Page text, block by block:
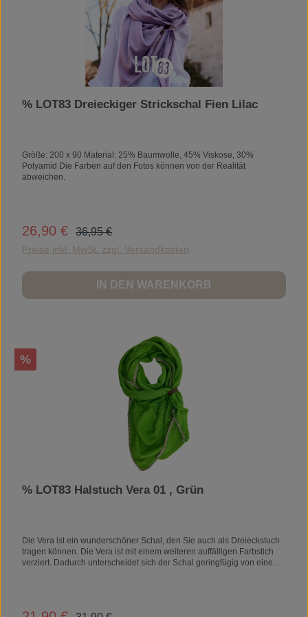
internen Danefæs-Regeln, die sich auf OEKO-TEX, Langlebigkeit und
Nachhaltigkeit konzentrieren. Farbe und Form halten Wäsche für
Wäsche. Unsere Produkte halten viele Jahre und sind leicht
% LOT83 Dreieckiger Strickschal Fien Lilac
Größe: 200 x 90 Material: 25% Baumwolle, 45% Viskose, 30%
Polyamid Die Farben auf den Fotos können von der Realität
abweichen.
Verkaufspreis:
26,90 € Regulärer Preis:
36,95 €
Preise inkl. MwSt. zzgl. Versandkosten
IN DEN WARENKORB
Rabatt
%
% LOT83 Halstuch Vera 01 , Grün
Die Vera ist ein wunderschöner Schal, den Sie auch als Dreieckstuch
tragen können. Die Vera ist mit einem weiteren auffälligen Farbstich
verziert. Dadurch unterscheidet sich der Schal geringfügig von einem
Regulärer Preis: